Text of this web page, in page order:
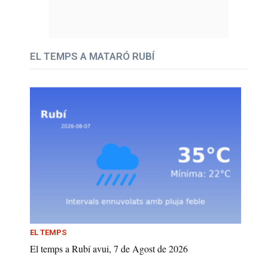
EL TEMPS A MATARÓ RUBÍ
EL TEMPS
El temps a Rubí avui, 7 de Agost de 2026